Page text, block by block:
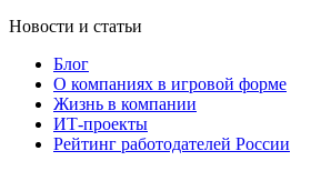
Новости и статьи
Блог
О компаниях в игровой форме
Жизнь в компании
ИТ-проекты
Рейтинг работодателей России